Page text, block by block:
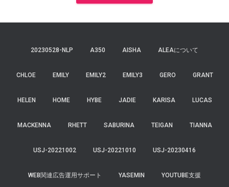
20230528-NLP A350 AISHA ALEAについて
CHLOE EMILY EMILY2 EMILY3 GERO GRANT
HELEN HOME HYBE JADIE KARISA LUCAS
MACKENNA RHETT SABURINA TEIGAN TIANNA
USJ-20221002 USJ-20221010 USJ-20230416
WEB関連広告運用サポート YASEMIN YOUTUBE支援